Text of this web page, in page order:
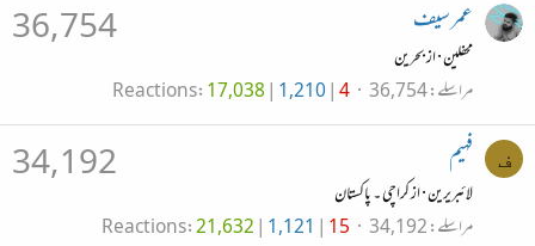
36,754 عمر سیف
محفلین·ازبحرین
مراسلے 36,754
Reactions 17,038 1,210 4
ف 34,192 فہیم
لائبریرین·ازکراچی ۔ پاکستان
مراسلے 34,192
Reactions 21,632 1,121 15